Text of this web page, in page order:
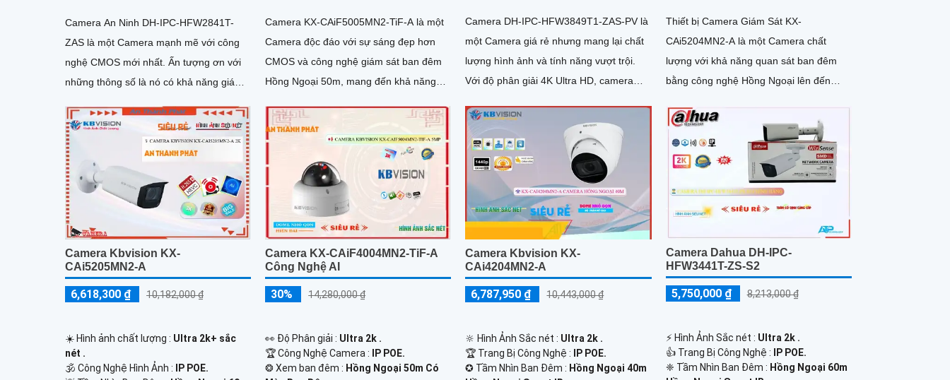
Camera An Ninh DH-IPC-HFW2841T-
ZAS là một Camera mạnh mẽ với công
nghệ CMOS mới nhất. Ấn tượng ơn với
những thông số là nó có khả năng giám
có tầm xa lên đến 60m
Camera KX-CAiF5005MN2-TiF-A là một
Camera độc đáo với sự sáng đẹp hơn
CMOS và công nghệ giám sát ban đêm
Hồng Ngoại 50m, mang đến khả năng
Camera DH-IPC-HFW3849T1-ZAS-PV là
một Camera giá rẻ nhưng mang lại chất
lượng hình ảnh và tính năng vượt trội.
Với độ phân giải 4K Ultra HD, camera
nét hơn bao giờ hết
Thiết bị Camera Giám Sát KX-
CAi5204MN2-A là một Camera chất
lượng với khả năng quan sát ban đêm
bằng công nghệ Hồng Ngoại lên đến
nhất được đảm bảo với công nghệ hình
ảnh sắc nét Ultra 4k lite của hãng IP POE
Camera Kbvision KX-
CAi5205MN2-A
6,618,300 ₫ 10,182,000 ₫
☀️ Hình ảnh chất lượng : Ultra 2k+ sắc
nét .
🕉️ Công Nghệ Hình Ảnh : IP POE.
Camera KX-CAiF4004MN2-TiF-A
Công Nghệ AI
30% 14,280,000 ₫
️👀 Độ Phân giải : Ultra 2k .
🏆 Công Nghệ Camera : IP POE.
❂ Xem ban đêm : Hồng Ngoại 50m Có
Camera Kbvision KX-
CAi4204MN2-A
6,787,950 ₫ 10,443,000 ₫
🔆 Hình Ảnh Sắc nét : Ultra 2k .
🏆 Trang Bị Công Nghệ :
IP POE.
✪ Tầm Nhìn Ban Đêm : Hồng Ngoại 40m
Camera Dahua DH-IPC-
HFW3441T-ZS-S2
5,750,000 ₫ 8,213,000 ₫
️⚡ Hình Ảnh Sắc nét : Ultra 2k .
👍 Trang Bị Công Nghệ :
IP POE.
❈ Tầm Nhìn Ban Đêm : Hồng Ngoại 60m